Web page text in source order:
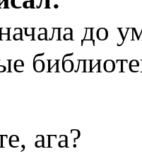
до
ага?